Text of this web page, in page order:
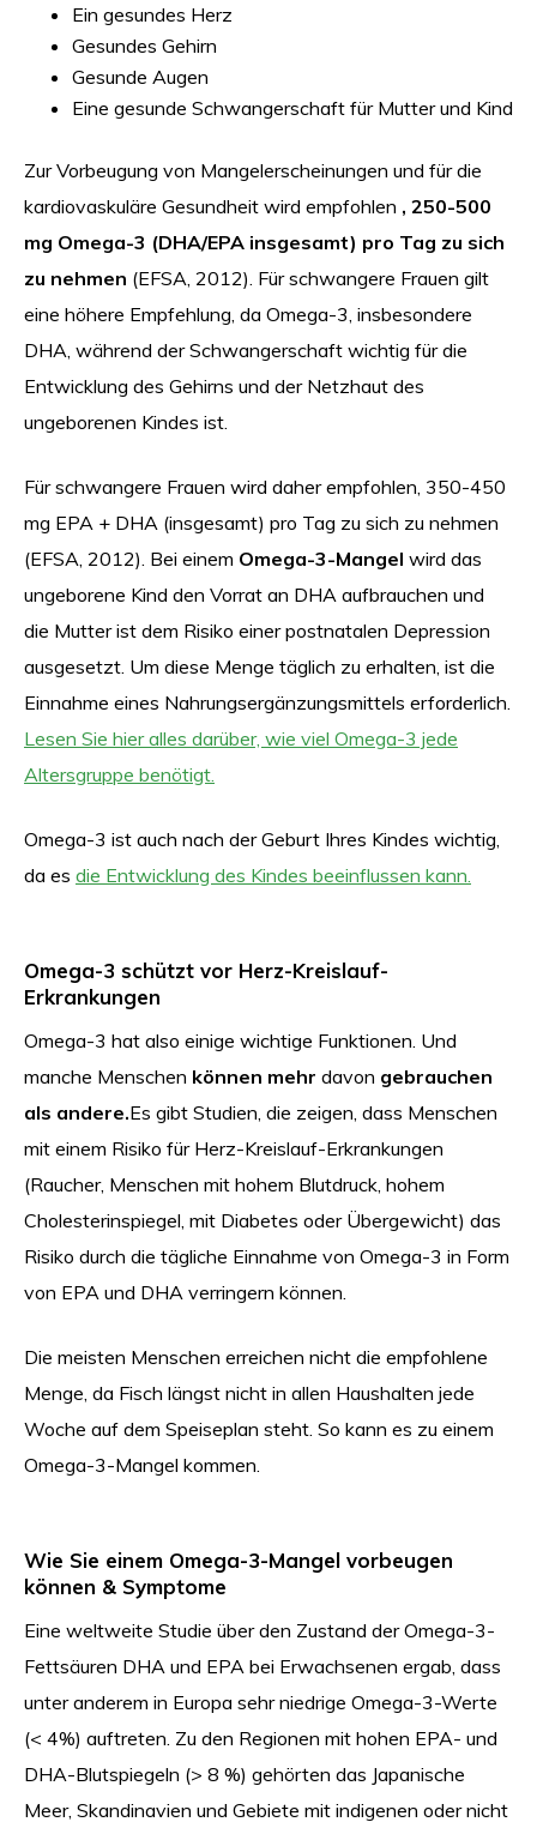
Ein gesundes Herz
Gesundes Gehirn
Gesunde Augen
Eine gesunde Schwangerschaft für Mutter und Kind
Zur Vorbeugung von Mangelerscheinungen und für die
kardiovaskuläre Gesundheit wird empfohlen , 250-500
mg Omega-3 (DHA/EPA insgesamt) pro Tag zu sich
zu nehmen (EFSA, 2012). Für schwangere Frauen gilt
eine höhere Empfehlung, da Omega-3, insbesondere
DHA, während der Schwangerschaft wichtig für die
Entwicklung des Gehirns und der Netzhaut des
ungeborenen Kindes ist.
Für schwangere Frauen wird daher empfohlen, 350-450
mg EPA + DHA (insgesamt) pro Tag zu sich zu nehmen
(EFSA, 2012). Bei einem Omega-3-Mangel wird das
ungeborene Kind den Vorrat an DHA aufbrauchen und
die Mutter ist dem Risiko einer postnatalen Depression
ausgesetzt. Um diese Menge täglich zu erhalten, ist die
Einnahme eines Nahrungsergänzungsmittels erforderlich.
Lesen Sie hier alles darüber, wie viel Omega-3 jede
Altersgruppe benötigt.
Omega-3 ist auch nach der Geburt Ihres Kindes wichtig,
da es die Entwicklung des Kindes beeinflussen kann.
Omega-3 schützt vor Herz-Kreislauf-
Erkrankungen
Omega-3 hat also einige wichtige Funktionen. Und
manche Menschen können mehr davon gebrauchen
als andere.Es gibt Studien, die zeigen, dass Menschen
mit einem Risiko für Herz-Kreislauf-Erkrankungen
(Raucher, Menschen mit hohem Blutdruck, hohem
Cholesterinspiegel, mit Diabetes oder Übergewicht) das
Risiko durch die tägliche Einnahme von Omega-3 in Form
von EPA und DHA verringern können.
Die meisten Menschen erreichen nicht die empfohlene
Menge, da Fisch längst nicht in allen Haushalten jede
Woche auf dem Speiseplan steht. So kann es zu einem
Omega-3-Mangel kommen.
Wie Sie einem Omega-3-Mangel vorbeugen
können & Symptome
Eine weltweite Studie über den Zustand der Omega-3-
Fettsäuren DHA und EPA bei Erwachsenen ergab, dass
unter anderem in Europa sehr niedrige Omega-3-Werte
(< 4%) auftreten. Zu den Regionen mit hohen EPA- und
DHA-Blutspiegeln (> 8 %) gehörten das Japanische
Meer, Skandinavien und Gebiete mit indigenen oder nicht